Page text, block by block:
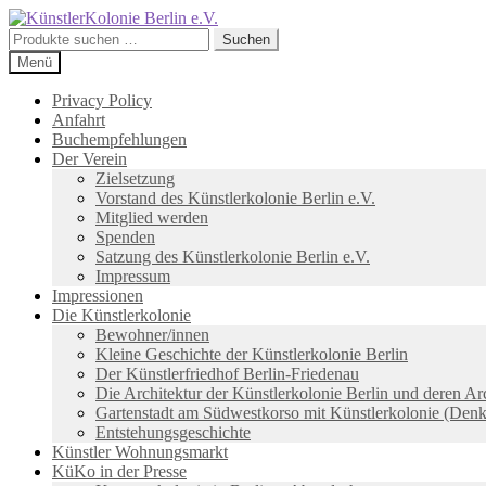
Zur
Navigation
springen
Zum
Inhalt
springen
Suchen
nach:
Suchen
Menü
Privacy Policy
Anfahrt
Buchempfehlungen
Der Verein
Zielsetzung
Vorstand des Künstlerkolonie Berlin e.V.
Mitglied werden
Spenden
Satzung des Künstlerkolonie Berlin e.V.
Impressum
Impressionen
Die Künstlerkolonie
Bewohner/innen
Kleine Geschichte der Künstlerkolonie Berlin
Der Künstlerfriedhof Berlin-Friedenau
Die Architektur der Künstlerkolonie Berlin und deren
Gartenstadt am Südwestkorso mit Künstlerkolonie
Entstehungsgeschichte
Künstler Wohnungsmarkt
KüKo in der Presse